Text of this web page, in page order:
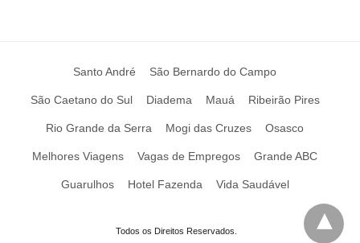
Santo André São Bernardo do Campo
São Caetano do Sul Diadema Mauá Ribeirão Pires
Rio Grande da Serra Mogi das Cruzes Osasco
Melhores Viagens Vagas de Empregos Grande ABC
Guarulhos Hotel Fazenda Vida Saudável
Todos os Direitos Reservados.